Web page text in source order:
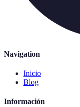
Navigation
Inicio
Blog
Información